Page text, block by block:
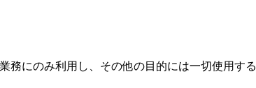
務にのみ利用し、その他の目的には一切使用する